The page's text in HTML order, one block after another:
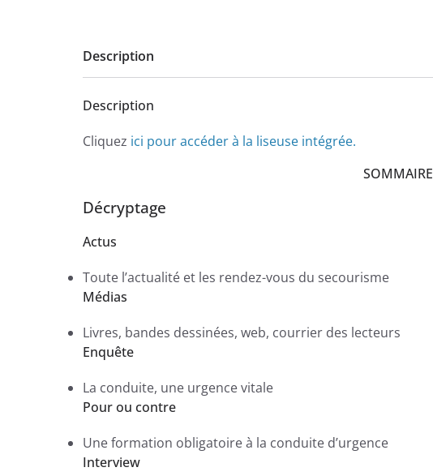
Description
Description
Cliquez ici pour accéder à la liseuse intégrée.
SOMMAIRE
Décryptage
Actus
Toute l’actualité et les rendez-vous du secourisme
Médias
Livres, bandes dessinées, web, courrier des lecteurs
Enquête
La conduite, une urgence vitale
Pour ou contre
Une formation obligatoire à la conduite d’urgence
Interview